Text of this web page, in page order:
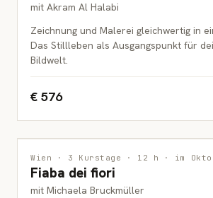
mit Akram Al Halabi
Zeichnung und Malerei gleichwertig in
Das Stillleben als Ausgangspunkt für
Bildwelt.
€ 576
DRUCKGRAFIK
ERWACHSENE
Wien · 3 Kurstage · 12 h · im
Fiaba dei fiori
mit Michaela Bruckmüller